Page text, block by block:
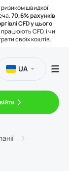
ризиком швидкої
70,6% рахунків
CFD у цього
CFD, і чи
своїх коштів.
UA